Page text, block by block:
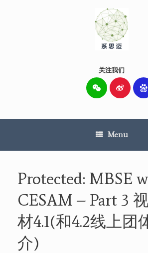
关注我们
Menu
Protected: MBSE
CESAM – Part 3
材4.1(和4.2线上团
介)